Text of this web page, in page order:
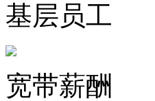
基层员工
宽带薪酬